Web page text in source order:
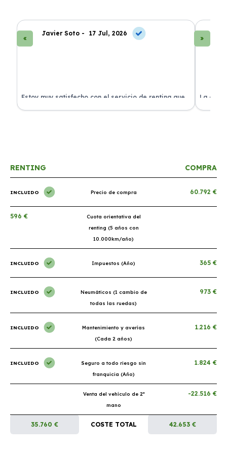
Javier Soto - 17 Jul, 2026
Estoy muy satisfecho con el servicio de renting que
he contratado. ¡Todo incluido y sin complicaciones!
La
en
RENTING COMPRA
INCLUIDO Precio de compra 60.792 €
596 €
Cuota orientativa del
renting (5 años con
10.000km/año)
INCLUIDO Impuestos (Año) 365 €
INCLUIDO
Neumáticos (1 cambio de
todas las ruedas)
973 €
INCLUIDO
Mantenimiento y averías
(Cada 2 años)
1.216 €
INCLUIDO
Seguro a todo riesgo sin
franquicia (Año)
1.824 €
Venta del vehículo de 2ª
mano
-22.516 €
35.760 € COSTE TOTAL 42.653 €